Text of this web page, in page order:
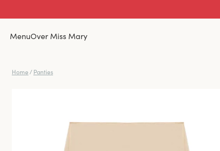
MenuOver Miss Mary
Home / Panties